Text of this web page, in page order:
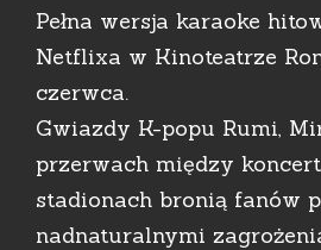
Pełna wersja karaoke
Netflixa w Kinoteatrze
czerwca.
Gwiazdy K-popu Rumi,
przerwach między
stadionach bronią fanów
nadnaturalnymi